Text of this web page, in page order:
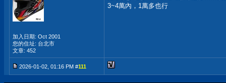
加入日期: Oct 2001
您的住址: 台北市
文章: 452
3~4萬內，1萬多也行
2026-01-02, 01:16 PM #111